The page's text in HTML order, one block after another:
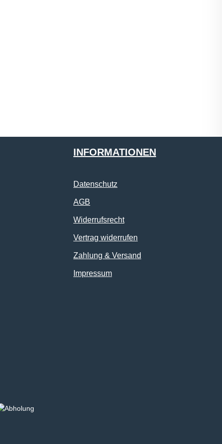
INFORMATIONEN
Datenschutz
AGB
Widerrufsrecht
Vertrag widerrufen
Zahlung & Versand
Impressum